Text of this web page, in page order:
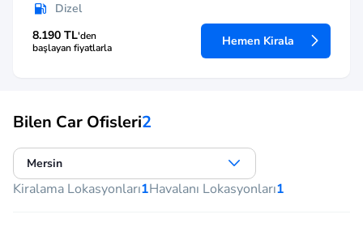
Dizel
8.190 TL'den
başlayan fiyatlarla
Hemen Kirala
Bilen Car Ofisleri2
Mersin
Havalanı Lokasyonları1
Kiralama Lokasyonları1